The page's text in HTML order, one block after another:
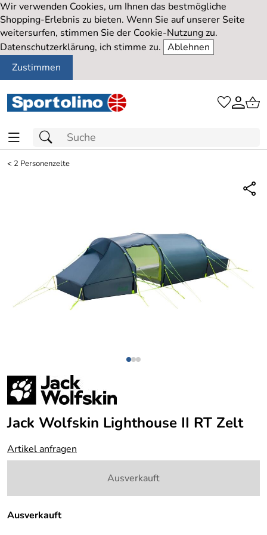
Wir verwenden Cookies, um Ihnen das bestmögliche
Shopping-Erlebnis zu bieten. Wenn Sie auf unserer Seite
weitersurfen, stimmen Sie der Cookie-Nutzung zu.
Datenschutzerklärung, ich stimme zu. Ablehnen
Zustimmen
< 2 Personenzelte
Jack Wolfskin Lighthouse II RT Zelt
Artikel anfragen
Ausverkauft
Ausverkauft